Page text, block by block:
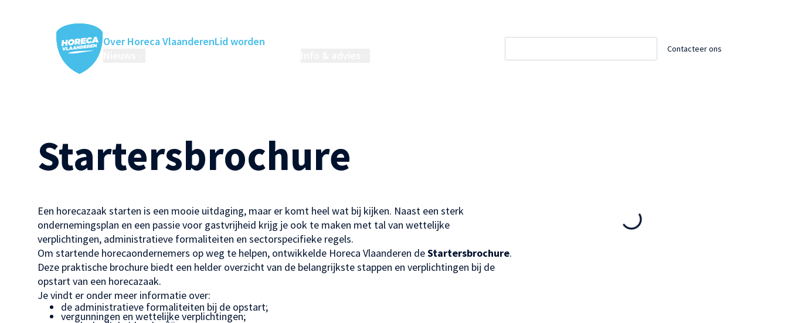
Over Horeca VlaanderenLid worden
Contacteer ons
Startersbrochure
Een horecazaak starten is een mooie uitdaging, maar er komt heel wat bij kijken. Naast een sterk
ondernemingsplan en een passie voor gastvrijheid krijg je ook te maken met tal van wettelijke
verplichtingen, administratieve formaliteiten en sectorspecifieke regels.
Om startende horecaondernemers op weg te helpen, ontwikkelde Horeca Vlaanderen deStartersbrochure.
Deze praktische brochure biedt een helder overzicht van de belangrijkste stappen en verplichtingen bij de
opstart van een horecazaak.
Je vindt er onder meer informatie over:
de administratieve formaliteiten bij de opstart;
vergunningen en wettelijke verplichtingen;